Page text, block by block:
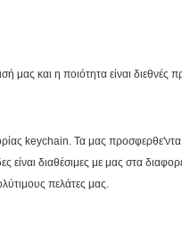
μας και η ποιότητα είναι διεθνές
keychain. Τα μας
διαθέσιμες με μας στα
πελάτες μας.